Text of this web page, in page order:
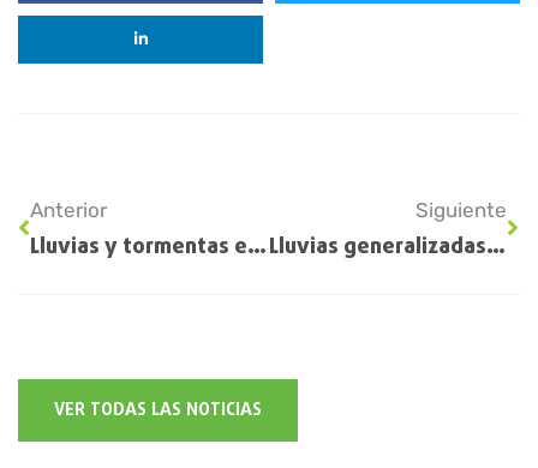
Anterior
Lluvias y tormentas en 13 provincias: anticipan acumulados de hasta 70 milímetros en la región centro
Siguiente
Lluvias generalizadas en la región núcleo traen alivio a los cultivos
VER TODAS LAS NOTICIAS